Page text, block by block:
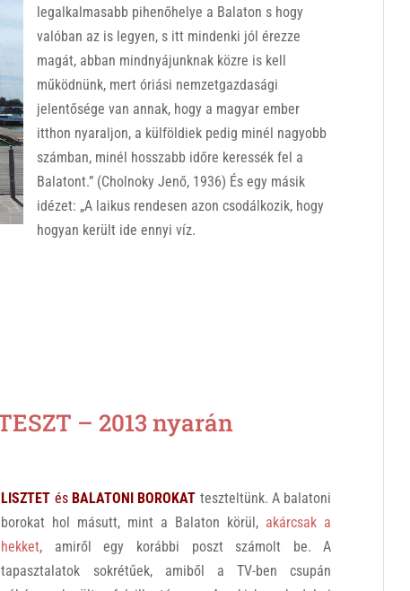
legalkalmasabb pihenőhelye a Balaton s hogy
valóban az is legyen, s itt mindenki jól érezze
magát, abban mindnyájunknak közre is kell
működnünk, mert óriási nemzetgazdasági
jelentősége van annak, hogy a magyar ember
itthon nyaraljon, a külföldiek pedig minél nagyobb
számban, minél hosszabb időre keressék fel a
Balatont.” (Cholnoky Jenő, 1936) És egy másik
idézet: „A laikus rendesen azon csodálkozik, hogy
hogyan került ide ennyi víz.
– 2013 nyarán
LISZTET ésBALATONI BOROKAT teszteltünk. A balatoni
borokat hol másutt, mint a Balaton körül, akárcsak a
hekket, amiről egy korábbi poszt számolt be. A
tapasztalatok sokrétűek, amiből a TV-ben csupán